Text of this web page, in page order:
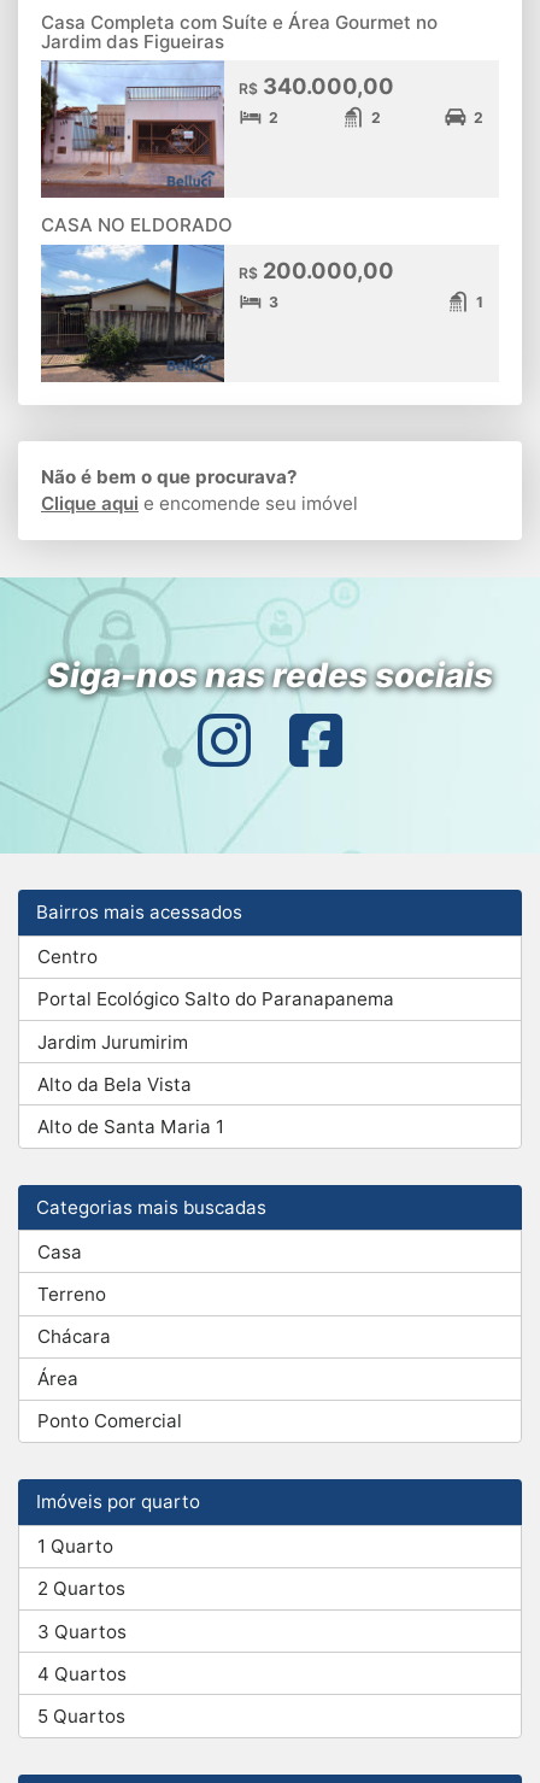
Casa Completa com Suíte e Área Gourmet no
Jardim das Figueiras
R$ 340.000,00
2 2 2
CASA NO ELDORADO
R$ 200.000,00
3 1
Não é bem o que procurava?
Clique aqui e encomende seu imóvel
Siga-nos nas redes sociais
Bairros mais acessados
Centro
Portal Ecológico Salto do Paranapanema
Jardim Jurumirim
Alto da Bela Vista
Alto de Santa Maria 1
Categorias mais buscadas
Casa
Terreno
Chácara
Área
Ponto Comercial
Imóveis por quarto
1 Quarto
2 Quartos
3 Quartos
4 Quartos
5 Quartos